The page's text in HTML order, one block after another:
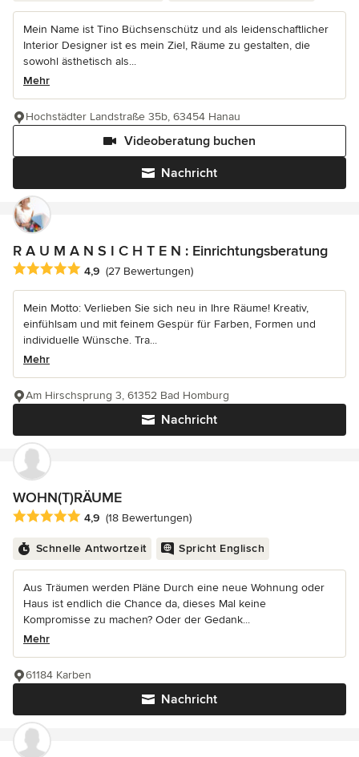
Mein Name ist Tino Büchsenschütz und als leidenschaftlicher
Interior Designer ist es mein Ziel, Räume zu gestalten, die
sowohl ästhetisch als...
Mehr
Nachricht
Videoberatung buchen
Hochstädter Landstraße 35b, 63454 Hanau
R A U M A N S I C H T E N : Einrichtungsberatung
Durchschnittliche Bewertung: 4.9 von 5 Sternen
4,9 (27 Bewertungen)
Mein Motto: Verlieben Sie sich neu in Ihre Räume! Kreativ,
einfühlsam und mit feinem Gespür für Farben, Formen und
individuelle Wünsche. Tra...
Mehr
Nachricht
Am Hirschsprung 3, 61352 Bad Homburg
WOHN(T)RÄUME
Durchschnittliche Bewertung: 4.9 von 5 Sternen
4,9 (18 Bewertungen)
Schnelle Antwortzeit Spricht Englisch
Aus Träumen werden Pläne Durch eine neue Wohnung oder
Haus ist endlich die Chance da, dieses Mal keine
Kompromisse zu machen? Oder der Gedank...
Mehr
Nachricht
61184 Karben